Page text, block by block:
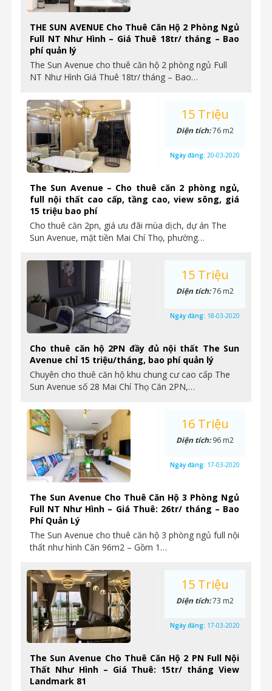
THE SUN AVENUE Cho Thuê Căn Hộ 2 Phòng Ngủ
Full NT Như Hình – Giá Thuê 18tr/ tháng – Bao
phí quản lý
The Sun Avenue cho thuê căn hộ 2 phòng ngủ Full
NT Như Hình Giá Thuê 18tr/ tháng – Bao…
The Sun Avenue – Cho thuê căn 2 phòng ngủ,
full nội thất cao cấp, tầng cao, view sông, giá
15 triệu bao phí
Cho thuê căn 2pn, giá ưu đãi mùa dịch, dự án The
Sun Avenue, mặt tiền Mai Chí Thọ, phường…
15 Triệu
Diện tích:76 m2
Ngày đăng: 20-03-2020
Cho thuê căn hộ 2PN đầy đủ nội thất The Sun
Avenue chỉ 15 triệu/tháng, bao phí quản lý
Chuyên cho thuê căn hộ khu chung cư cao cấp The
Sun Avenue số 28 Mai Chí Thọ Căn 2PN,…
15 Triệu
Diện tích:76 m2
Ngày đăng: 18-03-2020
The Sun Avenue Cho Thuê Căn Hộ 3 Phòng Ngủ
Full NT Như Hình – Giá Thuê: 26tr/ tháng – Bao
Phí Quản Lý
The Sun Avenue cho thuê căn hộ 3 phòng ngủ full nội
thất như hình Căn 96m2 – Gồm 1…
16 Triệu
Diện tích:96 m2
Ngày đăng: 17-03-2020
The Sun Avenue Cho Thuê Căn Hộ 2 PN Full Nội
Thất Như Hình – Giá Thuê: 15tr/ tháng View
Landmark 81
15 Triệu
Diện tích:73 m2
Ngày đăng: 17-03-2020